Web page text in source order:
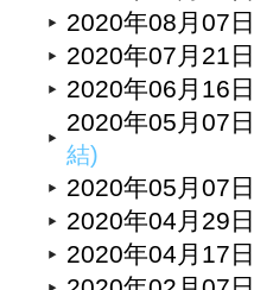
2020年08月07日
2020年07月21日
2020年06月16日
2020年05月07日
結)
2020年05月07日
2020年04月29日
2020年04月17日